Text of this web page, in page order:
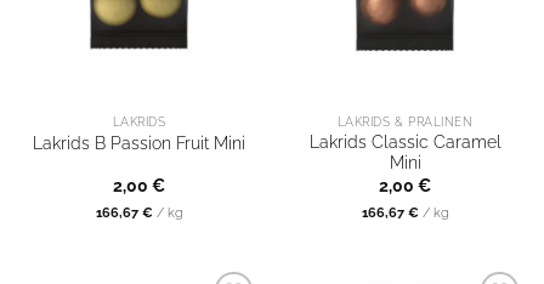
LAKRIDS
Lakrids B Passion Fruit Mini
2,00 €
166,67 € / kg
LAKRIDS & PRALINEN
Lakrids Classic Caramel
Mini
2,00 €
166,67 € / kg